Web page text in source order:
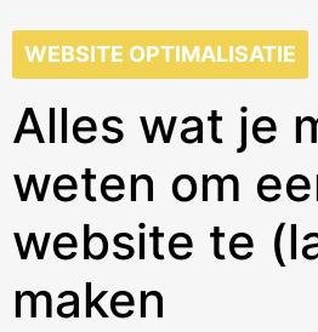
WEBSITE OPTIMALISATIE
Alles wat je
weten om
website te
maken